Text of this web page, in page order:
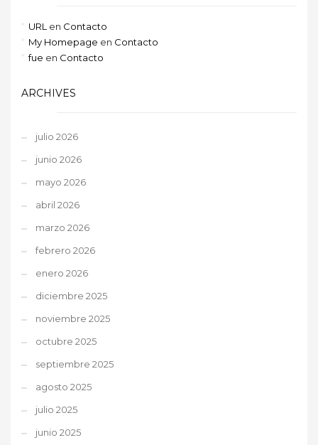
URL en Contacto
My Homepage en Contacto
fue en Contacto
ARCHIVES
julio 2026
junio 2026
mayo 2026
abril 2026
marzo 2026
febrero 2026
enero 2026
diciembre 2025
noviembre 2025
octubre 2025
septiembre 2025
agosto 2025
julio 2025
junio 2025